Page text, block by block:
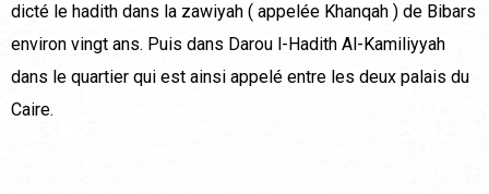
dicté le hadith dans la zawiyah ( appelée Khanqah ) de Bibars
environ vingt ans. Puis dans Darou l-Hadith Al-Kamiliyyah
dans le quartier qui est ainsi appelé entre les deux palais du
Caire.